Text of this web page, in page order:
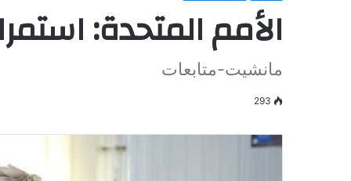
الأمم المتحدة:
مانشيت-متابعات
293